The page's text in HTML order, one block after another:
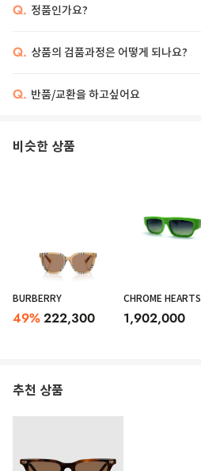
Q. 정품인가요?
Q. 상품의 검품과정은 어떻게 되나요?
Q. 반품/교환을 하고싶어요
비슷한 상품
BURBERRY
49%222,300
CHROME HEARTS
1,902,000
추천 상품